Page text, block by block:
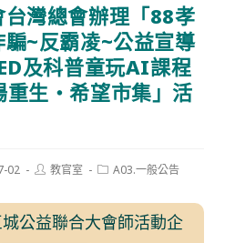
台灣總會辦理「88孝
~反霸凌~公益宣導
及科普童玩AI課程
生・希望市集」活
02
Post教官室
PostA03.一般公告
公益聯合大會師活動企